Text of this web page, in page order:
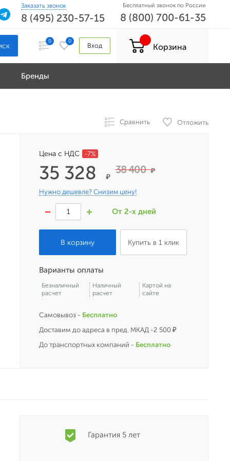
Заказать звонок
8 (495) 230-57-15
Бесплатный звонок по России
8 (800) 700-61-35
0 0
Вход Корзина
Бренды
Сравнить Отложить
Цена с НДС -7%
35 328 ₽
38 400₽
Нужно дешевле? Снизим цену!
От 2-х дней
Купить в 1 клик
Варианты оплаты
Безналичный
расчет
Наличный
расчет
Картой на
сайте
Самовывоз - Бесплатно
Доставим до адреса в пред. МКАД -2 500 ₽
До транспортных компаний - Бесплатно
Гарантия 5 лет